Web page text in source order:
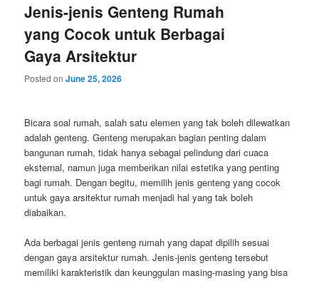
Jenis-jenis Genteng Rumah
yang Cocok untuk Berbagai
Gaya Arsitektur
Posted onJune 25, 2026
Bicara soal rumah, salah satu elemen yang tak boleh dilewatkan
adalah genteng. Genteng merupakan bagian penting dalam
bangunan rumah, tidak hanya sebagai pelindung dari cuaca
eksternal, namun juga memberikan nilai estetika yang penting
bagi rumah. Dengan begitu, memilih jenis genteng yang cocok
untuk gaya arsitektur rumah menjadi hal yang tak boleh
diabaikan.
Ada berbagai jenis genteng rumah yang dapat dipilih sesuai
dengan gaya arsitektur rumah. Jenis-jenis genteng tersebut
memiliki karakteristik dan keunggulan masing-masing yang bisa